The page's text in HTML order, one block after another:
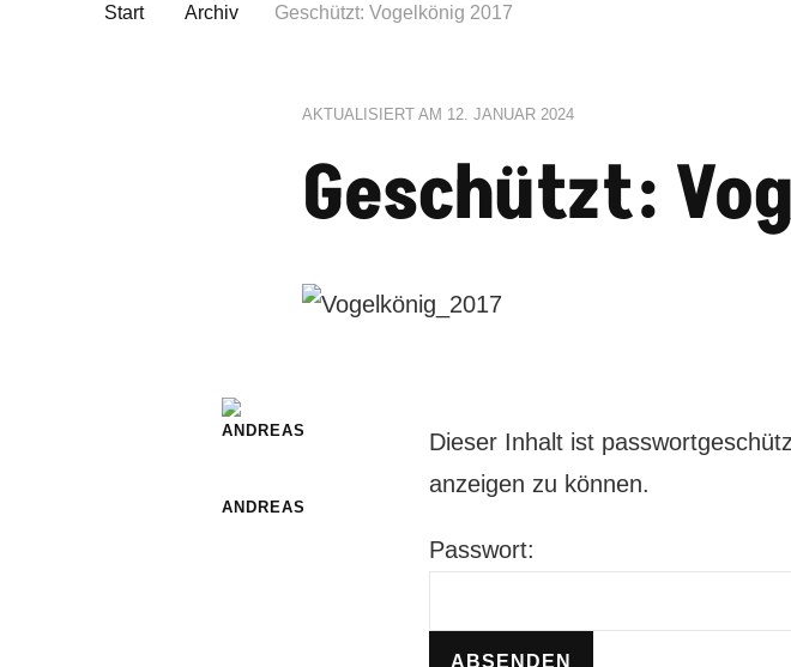
Start Archiv Geschützt: Vogelkönig 2017
AKTUALISIERT AM 12. JANUAR 2024
Geschützt:
ANDREAS
Dieser Inhalt ist
anzeigen zu können.
Passwort: